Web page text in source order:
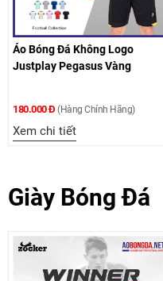
Áo Bóng Đá Không Logo
Justplay Pegasus Vàng
180.000 Đ (Hàng Chính Hãng)
Xem chi tiết
Giày Bóng Đá